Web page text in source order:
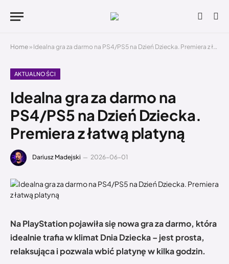
Home » Idealna gra za darmo na PS4/PS5 na Dzień Dziecka. Premiera z łatwą platyną
AKTUALNOŚCI
Idealna gra za darmo na
PS4/PS5 na Dzień Dziecka.
Premiera z łatwą platyną
Dariusz Madejski 2026-06-01
Na PlayStation pojawiła się nowa gra za darmo, która
idealnie trafia w klimat Dnia Dziecka – jest prosta,
relaksująca i pozwala wbić platynę w kilka godzin.